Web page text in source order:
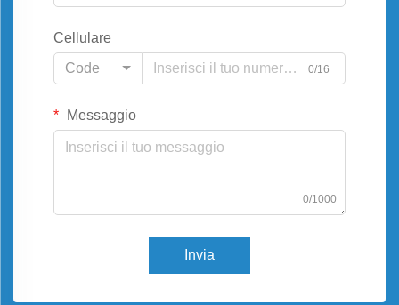
Cellulare
Code
0/16
Messaggio
0/1000
Invia